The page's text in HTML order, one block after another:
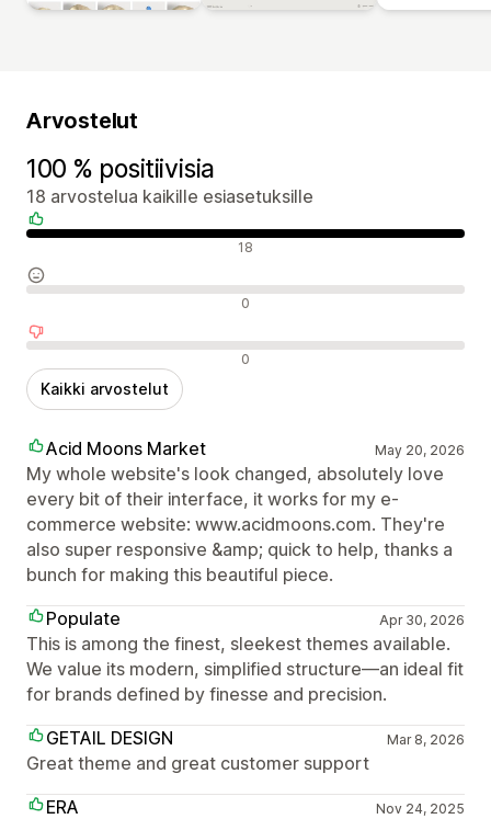
Arvostelut
100 % positiivisia
18 arvostelua kaikille esiasetuksille
Positiiviset arvostelut 18
Neutraalit arvostelut 0
Negatiiviset arvostelut 0
Kaikki arvostelut
Acid Moons Market May 20, 2026
My whole website's look changed, absolutely love
every bit of their interface, it works for my e-
commerce website: www.acidmoons.com. They're
also super responsive &amp; quick to help, thanks a
bunch for making this beautiful piece.
Populate
Apr 30, 2026
This is among the finest, sleekest themes available.
We value its modern, simplified structure—an ideal fit
for brands defined by finesse and precision.
GETAIL DESIGN
Mar 8, 2026
Great theme and great customer support
ERA
Nov 24, 2025